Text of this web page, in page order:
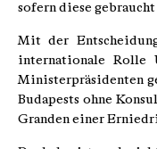
sofern diese
Mit der
internationale Rolle
Ministerpräsidenten
Budapests ohne
Granden einer